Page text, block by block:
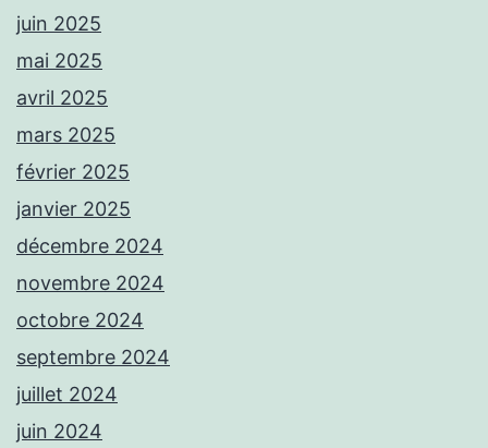
juin 2025
mai 2025
avril 2025
mars 2025
février 2025
janvier 2025
décembre 2024
novembre 2024
octobre 2024
septembre 2024
juillet 2024
juin 2024